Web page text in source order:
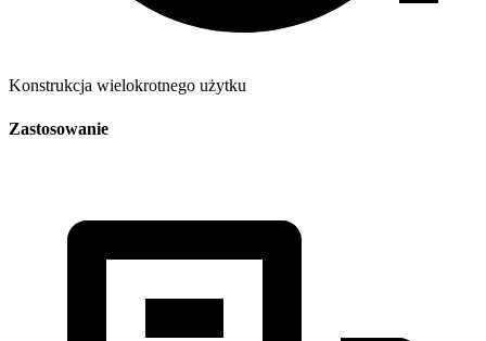
Konstrukcja wielokrotnego użytku
Zastosowanie